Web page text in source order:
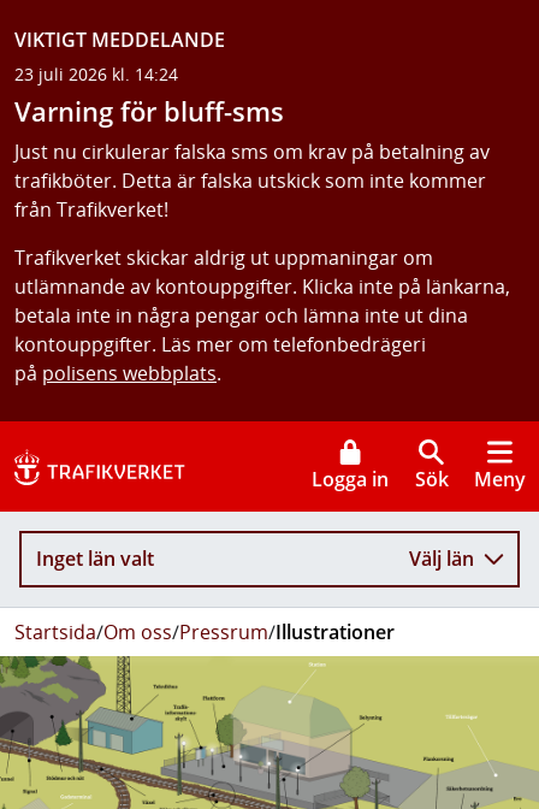
VIKTIGT MEDDELANDE
23 juli 2026 kl. 14:24
Varning för bluff-sms
Just nu cirkulerar falska sms om krav på betalning av
trafikböter. Detta är falska utskick som inte kommer
från Trafikverket!
Trafikverket skickar aldrig ut uppmaningar om
utlämnande av kontouppgifter. Klicka inte på länkarna,
betala inte in några pengar och lämna inte ut dina
kontouppgifter. Läs mer om telefonbedrägeri
på polisens webbplats.
Logga in Sök Meny
Inget län valt Välj län
Startsida/Om oss/Pressrum/Illustrationer